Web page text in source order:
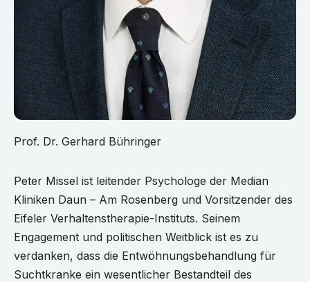
Prof. Dr. Gerhard Bühringer
Peter Missel ist leitender Psychologe der Median
Kliniken Daun – Am Rosenberg und Vorsitzender des
Eifeler Verhaltenstherapie-Instituts. Seinem
Engagement und politischen Weitblick ist es zu
verdanken, dass die Entwöhnungsbehandlung für
Suchtkranke ein wesentlicher Bestandteil des